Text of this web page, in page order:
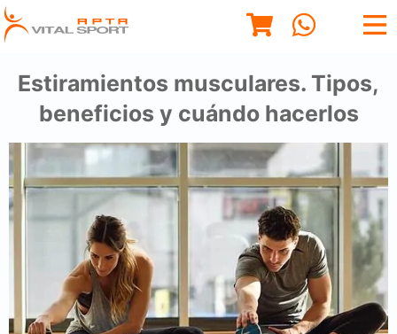
Estiramientos musculares. Tipos,
beneficios y cuándo hacerlos